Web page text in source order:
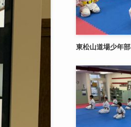
東松山道場少年部